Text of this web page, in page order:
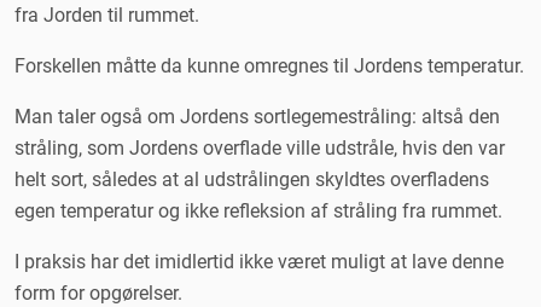
fra Jorden til rummet.
Forskellen måtte da kunne omregnes til Jordens temperatur.
Man taler også om Jordens sortlegemestråling: altså den
stråling, som Jordens overflade ville udstråle, hvis den var
helt sort, således at al udstrålingen skyldtes overfladens
egen temperatur og ikke refleksion af stråling fra rummet.
I praksis har det imidlertid ikke været muligt at lave denne
form for opgørelser.